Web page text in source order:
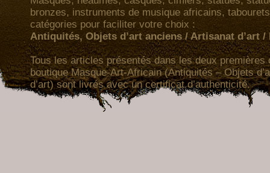
bronzes, instruments de musique africains,
catégories pour faciliter votre choix :
Antiquités, Objets d’art anciens / Artisanat d’art /
Tous les articles présentés dans les deux premières
boutique Masque-Art-Africain (Antiquités – Objets
d’art) sont livrés avec un certificat d’authenticité.